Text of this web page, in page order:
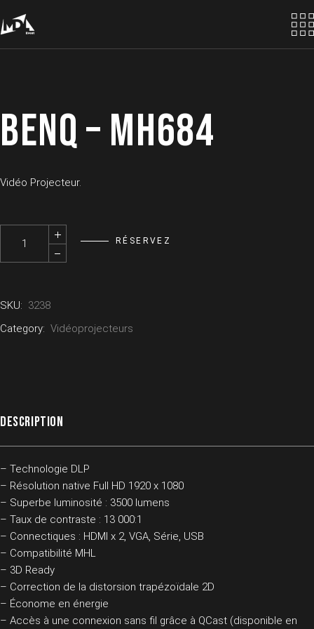
the
content
BENQ – MH684
Vidéo Projecteur.
BenQ - MH684 quantity
RÉSERVEZ
SKU: 3238
Category: Vidéoprojecteurs
DESCRIPTION
– Technologie DLP
– Résolution native Full HD 1920 x 1080
– Superbe luminosité : 3500 lumens
– Taux de contraste : 13 000:1
– Connectiques : HDMI x 2, VGA, Série, USB
– Compatibilité MHL
– 3D Ready
– Correction de la distorsion trapézoïdale 2D
– Économe en énergie
– Accès à une connexion sans fil grâce à QCast (disponible en